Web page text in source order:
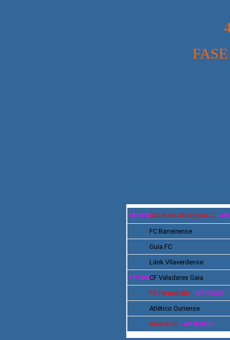
18/12/22Clube de Albergaria C. -
FC Barreirense
Guia FC
Länk Vilaverdense
17/12/22CF Valadares Gaia
FC Famalicão -APURADO
Atlético Ouriense
Amora FC - APURADO